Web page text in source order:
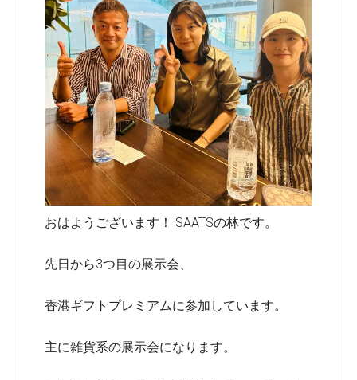
おはようございます！ SAATSの林です。
先日から3つ目の展示会、
香港ギフトプレミアムに参加しています。
主に雑貨系の展示会になります。